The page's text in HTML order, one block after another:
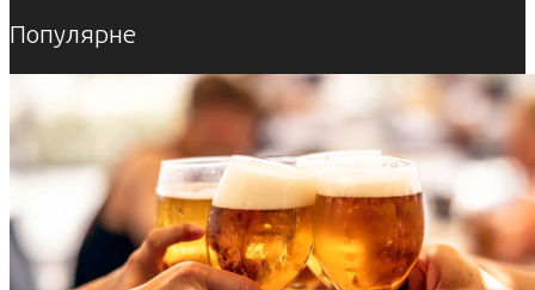
Популярне